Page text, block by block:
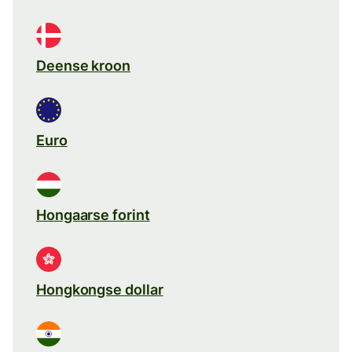
Deense kroon
Euro
Hongaarse forint
Hongkongse dollar